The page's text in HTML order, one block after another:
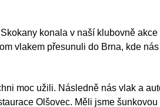
konala v naší klubovně
vlakem přesunuli do Brna, kde
moc užili. Následně nás vlak a
Olšovec. Měli jsme